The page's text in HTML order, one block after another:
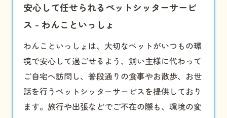
安心して任せられるペットシッターサービ
ス - わんこといっしょ
わんこといっしょは、大切なペットがいつもの環
境で安心して過ごせるよう、飼い主様に代わって
ご自宅へ訪問し、普段通りの食事やお散歩、お世
話を行う ペットシッターサービスを提供しており
ます。旅行や出張などでご不在の際も、環境の変